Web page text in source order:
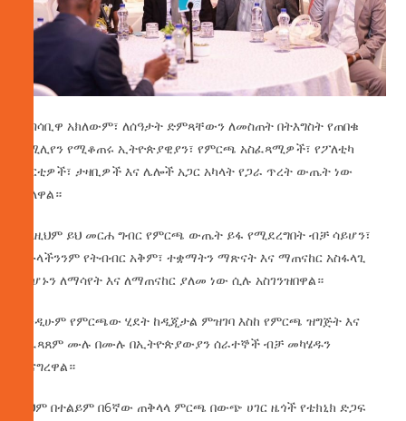
ሰብሳቢዋ አክለውም፣ ለሰዓታት ድምጻቸውን ለመስጠት በትእግስት የጠበቁ
በሚሊየን የሚቆጠሩ ኢትዮጵያዊያን፣ የምርጫ አስፈጻሚዎች፣ የፖለቲካ
ፓርቲዎች፣ ታዛቢዎች እና ሌሎች አጋር አካላት የጋራ ጥረት ውጤት ነው
ብለዋል።
ስለዚህም ይህ መርሐ ግብር የምርጫ ውጤት ይፋ የሚደረግበት ብቻ ሳይሆን፣
የሁላችንንም የትብብር አቅም፣ ተቋማትን ማጽናት እና ማጠናከር አስፋላጊ
መሆኑን ለማሳየት እና ለማጠናከር ያለመ ነው ሲሉ አስገንዝበዋል።
እንዲሁም የምርጫው ሂደት ከዲጂታል ምዝገባ እስከ የምርጫ ዝግጅት እና
አፈጻጸም ሙሉ በሙሉ በኢትዮጵያውያን ሰራተኞች ብቻ መካሄዱን
ተናግረዋል።
ይህም በተልይም በ6ኛው ጠቅላላ ምርጫ በውጭ ሀገር ዜጎች የቴክኒክ ድጋፍ